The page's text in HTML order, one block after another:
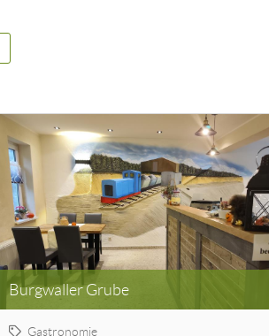
Burgwaller Grube
Gastronomie